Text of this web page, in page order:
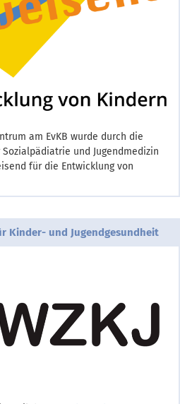
am EvKB wurde durch die
und Jugendmedizin
für die Entwicklung von
Kinder- und Jugendgesundheit